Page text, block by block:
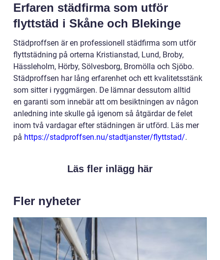
Erfaren städfirma som utför
flyttstäd i Skåne och Blekinge
Städproffsen är en professionell städfirma som utför
flyttstädning på orterna Kristianstad, Lund, Broby,
Hässleholm, Hörby, Sölvesborg, Bromölla och Sjöbo.
Städproffsen har lång erfarenhet och ett kvalitetsstänk
som sitter i ryggmärgen. De lämnar dessutom alltid
en garanti som innebär att om besiktningen av någon
anledning inte skulle gå igenom så åtgärdar de felet
inom två vardagar efter städningen är utförd. Läs mer
på https://stadproffsen.nu/stadtjanster/flyttstad/.
Läs fler inlägg här
Fler nyheter